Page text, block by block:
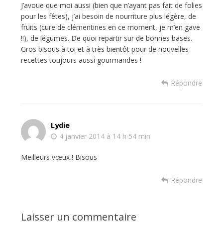
J’avoue que moi aussi (bien que n’ayant pas fait de folies
pour les fêtes), j’ai besoin de nourriture plus légère, de
fruits (cure de clémentines en ce moment, je m’en gave
!!), de légumes. De quoi repartir sur de bonnes bases.
Gros bisous à toi et à très bientôt pour de nouvelles
recettes toujours aussi gourmandes !
Répondre
Lydie
4 janvier 2014 à 14 h 54 min
Meilleurs vœux ! Bisous
Répondre
Laisser un commentaire